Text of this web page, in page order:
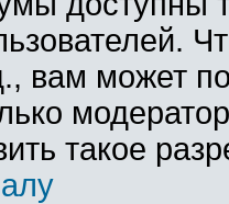
вам может
такое